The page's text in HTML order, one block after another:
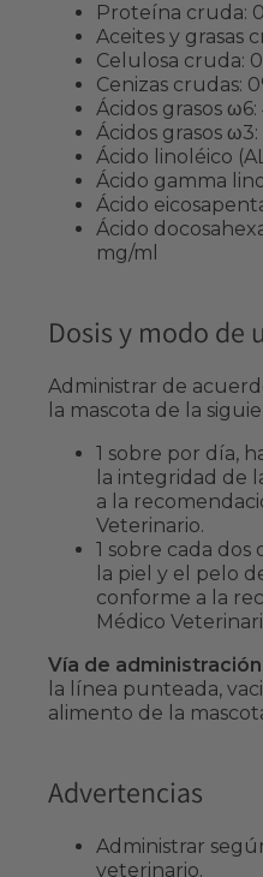
Proteína cruda:
Aceites y grasas
Celulosa cruda:
Cenizas crudas:
Ácidos grasos ω6:
Ácidos grasos ω3:
Ácido linoléico
Ácido gamma
Ácido
Ácido
mg/ml
Dosis y modo de
Administrar de
la mascota de la
1 sobre por día,
la integridad de
a la
Veterinario.
1 sobre cada dos
la piel y el pelo
conforme a la
Médico
Vía de
la línea punteada,
alimento de la
Advertencias
Administrar
veterinario.